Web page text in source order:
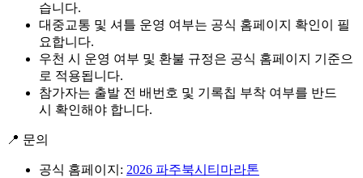
습니다.
대중교통 및 셔틀 운영 여부는 공식 홈페이지 확인이 필
요합니다.
우천 시 운영 여부 및 환불 규정은 공식 홈페이지 기준으
로 적용됩니다.
참가자는 출발 전 배번호 및 기록칩 부착 여부를 반드
시 확인해야 합니다.
📍 문의
공식 홈페이지: 2026 파주북시티마라톤